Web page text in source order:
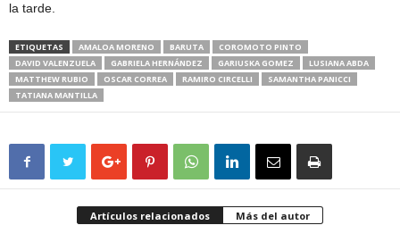
la tarde.
ETIQUETAS AMALOA MORENO BARUTA
COROMOTO PINTO
DAVID VALENZUELA
GABRIELA HERNÁNDEZ GARIUSKA GOMEZ
LUSIANA ABDA
MATTHEW RUBIO
OSCAR CORREA RAMIRO CIRCELLI
SAMANTHA PANICCI
TATIANA MANTILLA
Artículos relacionados Más del autor